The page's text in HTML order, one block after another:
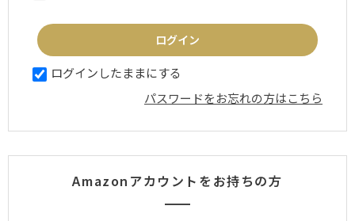
ログインしたままにする
パスワードをお忘れの方はこちら
Amazonアカウントをお持ちの方